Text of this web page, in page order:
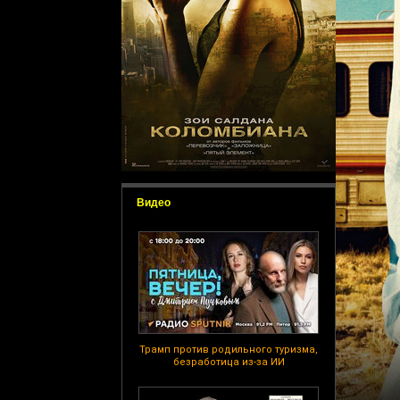
Видео
Трамп против родильного туризма,
безработица из-за ИИ